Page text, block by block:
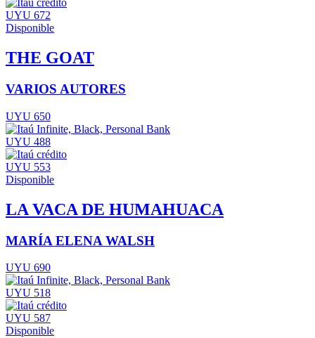
UYU 672
Disponible
THE GOAT
VARIOS AUTORES
UYU 650
UYU 488
UYU 553
Disponible
LA VACA DE HUMAHUACA
MARÍA ELENA WALSH
UYU 690
UYU 518
UYU 587
Disponible